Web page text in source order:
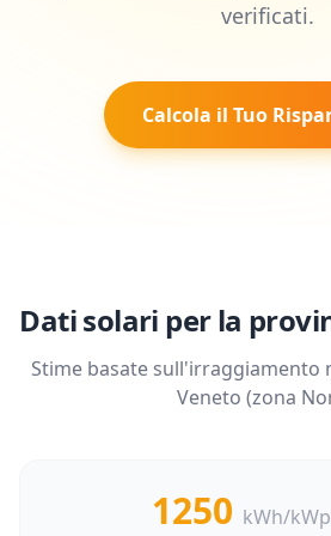
verificati.
Calcola il Tuo
Dati solari per la
Stime basate sull'irraggiamento
Veneto (zona
1250 kWh/